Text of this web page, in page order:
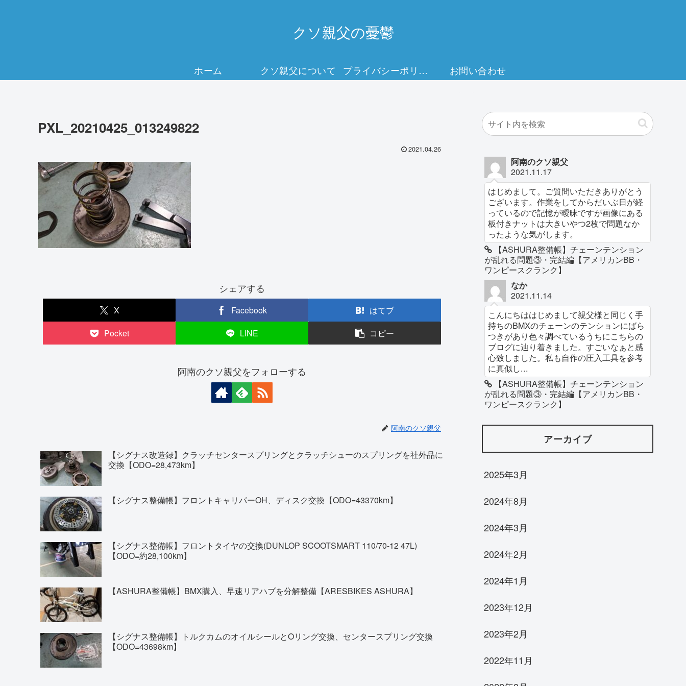
クソ親父の憂鬱
ホーム クソ親父について プライバシーポリシー お問い合わせ
PXL_20210425_013249822
2021.04.26
シェアする
X Facebook
はてブ
Pocket
LINE コピー
阿南のクソ親父をフォローする
阿南のクソ親父
【シグナス改造録】クラッチセンタースプリングとクラッチシューのスプリングを社外品に
交換【ODO=28,473km】
【シグナス整備帳】フロントキャリパーOH、ディスク交換【ODO=43370km】
【シグナス整備帳】フロントタイヤの交換(DUNLOP SCOOTSMART 110/70-12 47L)
【ODO=約28,100km】
【ASHURA整備帳】BMX購入、早速リアハブを分解整備【ARESBIKES ASHURA】
【シグナス整備帳】トルクカムのオイルシールとOリング交換、センタースプリング交換
【ODO=43698km】
阿南のクソ親父
2021.11.17
はじめまして。ご質問いただきありがとう
ございます。作業をしてからだいぶ日が経
っているので記憶が曖昧ですが画像にある
板付きナットは大きいやつ2枚で問題なか
ったような気がします。
【ASHURA整備帳】チェーンテンション
が乱れる問題③・完結編【アメリカンBB・
ワンピースクランク】
なか
2021.11.14
こんにちははじめまして親父様と同じく手
持ちのBMXのチェーンのテンションにばら
つきがあり色々調べているうちにこちらの
ブログに辿り着きました。すごいなぁと感
心致しました。私も自作の圧入工具を参考
に真似し...
【ASHURA整備帳】チェーンテンション
が乱れる問題③・完結編【アメリカンBB・
ワンピースクランク】
アーカイブ
2025年3月
2024年8月
2024年3月
2024年2月
2024年1月
2023年12月
2023年2月
2022年11月